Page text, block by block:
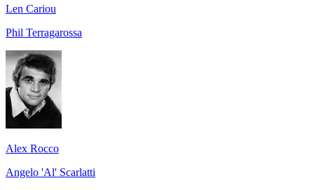
Len Cariou
Phil Terragarossa
Alex Rocco
Angelo 'Al' Scarlatti